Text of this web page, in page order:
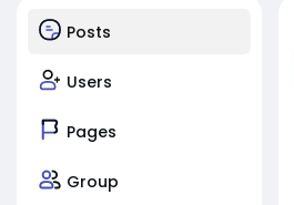
Posts
Users
Pages
Group